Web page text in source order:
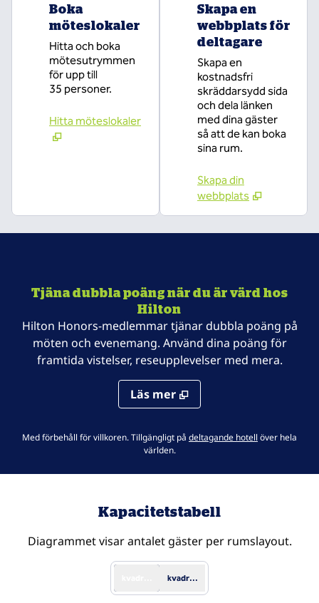
Boka
möteslokaler
Hitta och boka
mötesutrymmen
för upp till
35 personer.
Hitta möteslokaler
Skapa en
webbplats för
deltagare
Skapa en
kostnadsfri
skräddarsydd sida
och dela länken
med dina gäster
så att de kan boka
sina rum.
Skapa din
webbplats
Tjäna dubbla poäng när du är värd hos
Hilton
Hilton Honors-medlemmar tjänar dubbla poäng på
möten och evenemang. Använd dina poäng för
framtida vistelser, reseupplevelser med mera.
Läs mer
Med förbehåll för villkoren. Tillgängligt på deltagande hotell .Öppnar ny flik
över hela
världen.
Kapacitetstabell
Diagrammet visar antalet gäster per rumslayout.
kvadratmeterkvadratfot